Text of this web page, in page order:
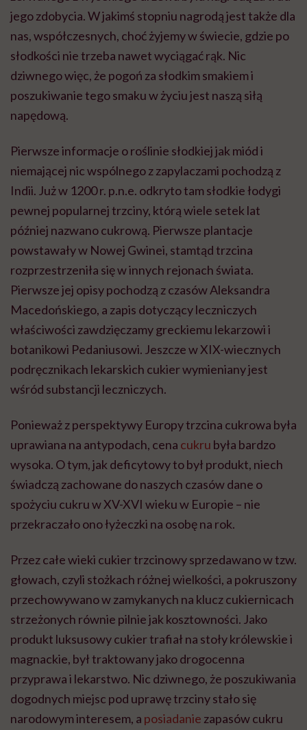
jego zdobycia. W jakimś stopniu nagrodą jest także dla
nas, współczesnych, choć żyjemy w świecie, gdzie po
słodkości nie trzeba nawet wyciągać rąk. Nic
dziwnego więc, że pogoń za słodkim smakiem i
poszukiwanie tego smaku w życiu jest naszą siłą
napędową.
Pierwsze informacje o roślinie słodkiej jak miód i
niemającej nic wspólnego z zapylaczami pochodzą z
Indii. Już w 1200 r. p.n.e. odkryto tam słodkie łodygi
pewnej popularnej trzciny, którą wiele setek lat
później nazwano cukrową. Pierwsze plantacje
powstawały w Nowej Gwinei, stamtąd trzcina
rozprzestrzeniła się w innych rejonach świata.
Pierwsze jej opisy pochodzą z czasów Aleksandra
Macedońskiego, a zapis dotyczący leczniczych
właściwości zawdzięczamy greckiemu lekarzowi i
botanikowi Pedaniusowi. Jeszcze w XIX-wiecznych
podręcznikach lekarskich cukier wymieniany jest
wśród substancji leczniczych.
Ponieważ z perspektywy Europy trzcina cukrowa była
uprawiana na antypodach, cena cukru była bardzo
wysoka. O tym, jak deficytowy to był produkt, niech
świadczą zachowane do naszych czasów dane o
spożyciu cukru w XV-XVI wieku w Europie – nie
przekraczało ono łyżeczki na osobę na rok.
Przez całe wieki cukier trzcinowy sprzedawano w tzw.
głowach, czyli stożkach różnej wielkości, a pokruszony
przechowywano w zamykanych na klucz cukiernicach
strzeżonych równie pilnie jak kosztowności. Jako
produkt luksusowy cukier trafiał na stoły królewskie i
magnackie, był traktowany jako drogocenna
przyprawa i lekarstwo. Nic dziwnego, że poszukiwania
dogodnych miejsc pod uprawę trzciny stało się
narodowym interesem, a posiadanie zapasów cukru